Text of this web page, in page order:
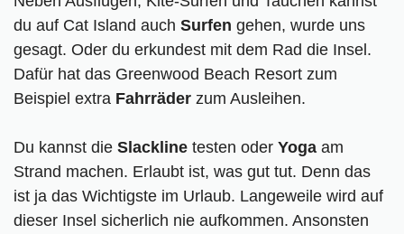
du auf Cat Island auch Surfen gehen, wurde uns
gesagt. Oder du erkundest mit dem Rad die Insel.
Dafür hat das Greenwood Beach Resort zum
Beispiel extra Fahrräder zum Ausleihen.
Du kannst die Slackline testen oder Yoga am
Strand machen. Erlaubt ist, was gut tut. Denn das
ist ja das Wichtigste im Urlaub. Langeweile wird auf
dieser Insel sicherlich nie aufkommen. Ansonsten